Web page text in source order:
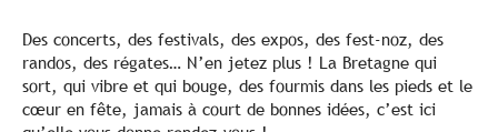
Des concerts, des festivals, des expos, des fest-noz, des
randos, des régates… N’en jetez plus ! La Bretagne qui
sort, qui vibre et qui bouge, des fourmis dans les pieds et le
cœur en fête, jamais à court de bonnes idées, c’est ici